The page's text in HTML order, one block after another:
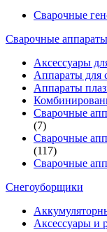
Сварочные
Сварочные аппараты
Аксессуары
Аппараты для
Аппараты
Сварочные
(7)
Сварочные
(117)
Сварочные
Снегоуборщики
Аксессуары и